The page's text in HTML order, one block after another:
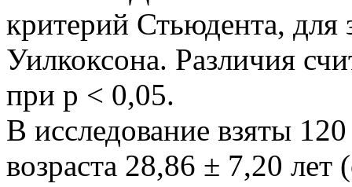
критерий Стьюдента,
Уилкоксона. Различия
при p < 0,05.
В исследование взяты
возраста 28,86 ± 7,20